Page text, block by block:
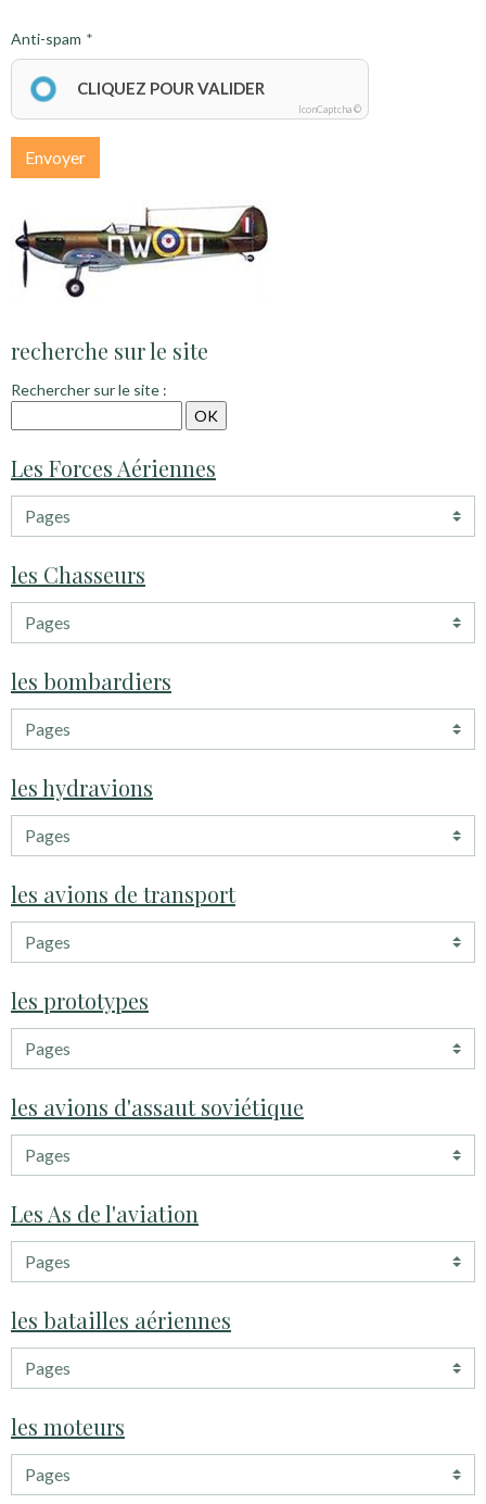
Anti-spam
CLIQUEZ POUR VALIDER
IconCaptcha ©
Envoyer
recherche sur le site
Rechercher sur le site :
Les Forces Aériennes
les Chasseurs
les bombardiers
les hydravions
les avions de transport
les prototypes
les avions d'assaut soviétique
Les As de l'aviation
les batailles aériennes
les moteurs